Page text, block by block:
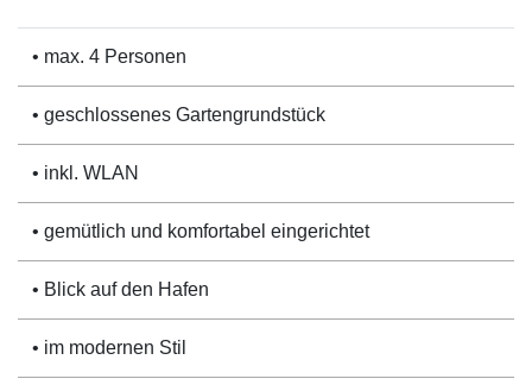
• max. 4 Personen
• geschlossenes Gartengrundstück
• inkl. WLAN
• gemütlich und komfortabel eingerichtet
• Blick auf den Hafen
• im modernen Stil